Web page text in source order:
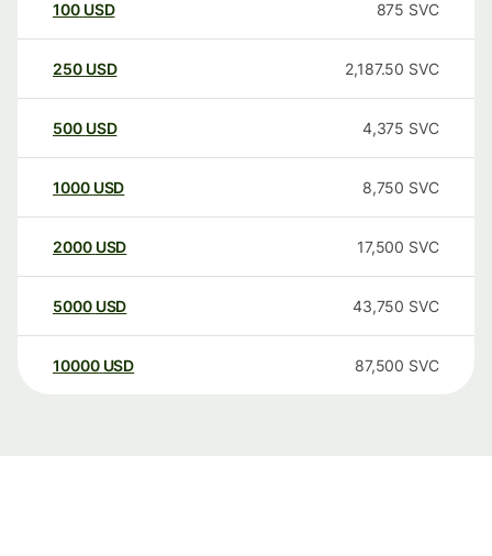
100 USD 875 SVC
250 USD 2,187.50 SVC
500 USD 4,375 SVC
1000 USD 8,750 SVC
2000 USD 17,500 SVC
5000 USD 43,750 SVC
10000 USD 87,500 SVC